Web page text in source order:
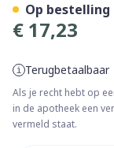
€ 17,23
Terugbetaalbaar
Als je recht hebt op
in de apotheek een
vermeld staat.
Op bestelling